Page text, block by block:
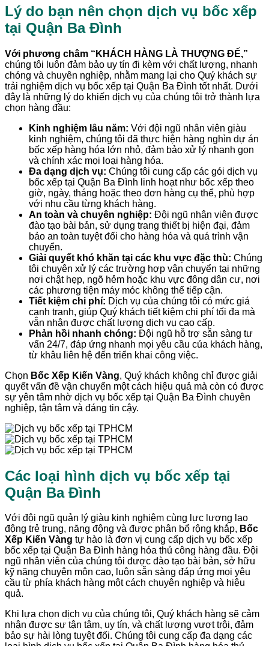
Lý do bạn nên chọn dịch vụ bốc xếp
tại Quận Ba Đình
Với phương châm “KHÁCH HÀNG LÀ THƯỢNG ĐẾ,”
chúng tôi luôn đảm bảo uy tín đi kèm với chất lượng, nhanh
chóng và chuyên nghiệp, nhằm mang lại cho Quý khách sự
trải nghiệm dịch vụ bốc xếp tại Quận Ba Đình tốt nhất. Dưới
đây là những lý do khiến dịch vụ của chúng tôi trở thành lựa
chọn hàng đầu:
Kinh nghiệm lâu năm: Với đội ngũ nhân viên giàu
kinh nghiệm, chúng tôi đã thực hiện hàng nghìn dự án
bốc xếp hàng hóa lớn nhỏ, đảm bảo xử lý nhanh gọn
và chính xác mọi loại hàng hóa.
Đa dạng dịch vụ: Chúng tôi cung cấp các gói dịch vụ
bốc xếp tại Quận Ba Đình linh hoạt như bốc xếp theo
giờ, ngày, tháng hoặc theo đơn hàng cụ thể, phù hợp
với nhu cầu từng khách hàng.
An toàn và chuyên nghiệp: Đội ngũ nhân viên được
đào tạo bài bản, sử dụng trang thiết bị hiện đại, đảm
bảo an toàn tuyệt đối cho hàng hóa và quá trình vận
chuyển.
Giải quyết khó khăn tại các khu vực đặc thù: Chúng
tôi chuyên xử lý các trường hợp vận chuyển tại những
nơi chật hẹp, ngõ hẻm hoặc khu vực đông dân cư, nơi
các phương tiện máy móc không thể tiếp cận.
Tiết kiệm chi phí: Dịch vụ của chúng tôi có mức giá
cạnh tranh, giúp Quý khách tiết kiệm chi phí tối đa mà
vẫn nhận được chất lượng dịch vụ cao cấp.
Phản hồi nhanh chóng: Đội ngũ hỗ trợ sẵn sàng tư
vấn 24/7, đáp ứng nhanh mọi yêu cầu của khách hàng,
từ khâu liên hệ đến triển khai công việc.
Chọn Bốc Xếp Kiến Vàng, Quý khách không chỉ được giải
quyết vấn đề vận chuyển một cách hiệu quả mà còn có được
sự yên tâm nhờ dịch vụ bốc xếp tại Quận Ba Đình chuyên
nghiệp, tận tâm và đáng tin cậy.
Các loại hình dịch vụ bốc xếp tại
Quận Ba Đình
Với đội ngũ quản lý giàu kinh nghiệm cùng lực lượng lao
động trẻ trung, năng động và được phân bổ rộng khắp, Bốc
Xếp Kiến Vàng tự hào là đơn vị cung cấp dịch vụ bốc xếp
bốc xếp tại Quận Ba Đình hàng hóa thủ công hàng đầu. Đội
ngũ nhân viên của chúng tôi được đào tạo bài bản, sở hữu
kỹ năng chuyên môn cao, luôn sẵn sàng đáp ứng mọi yêu
cầu từ phía khách hàng một cách chuyên nghiệp và hiệu
quả.
Khi lựa chọn dịch vụ của chúng tôi, Quý khách hàng sẽ cảm
nhận được sự tận tâm, uy tín, và chất lượng vượt trội, đảm
bảo sự hài lòng tuyệt đối. Chúng tôi cung cấp đa dạng các